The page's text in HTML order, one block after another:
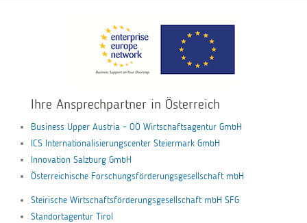
Ihre Ansprechpartner in Österreich
Business Upper Austria – OÖ Wirtschaftsagentur GmbH
ICS Internationalisierungscenter Steiermark GmbH
Innovation Salzburg GmbH
Österreichische Forschungsförderungsgesellschaft mbH
Steirische Wirtschaftsförderungsgesellschaft mbH SFG
Standortagentur Tirol